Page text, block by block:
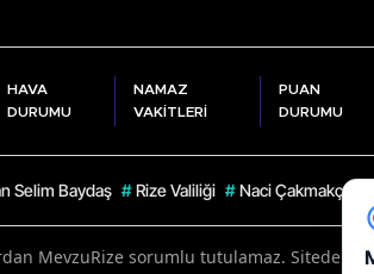
HAVA
DURUMU
NAMAZ
VAKİTLERİ
PUAN
DURUMU
Selim Baydaş # Rize Valiliği # Naci Çakmakçı
MevzuRize sorumlu tutulamaz. Sitedeki